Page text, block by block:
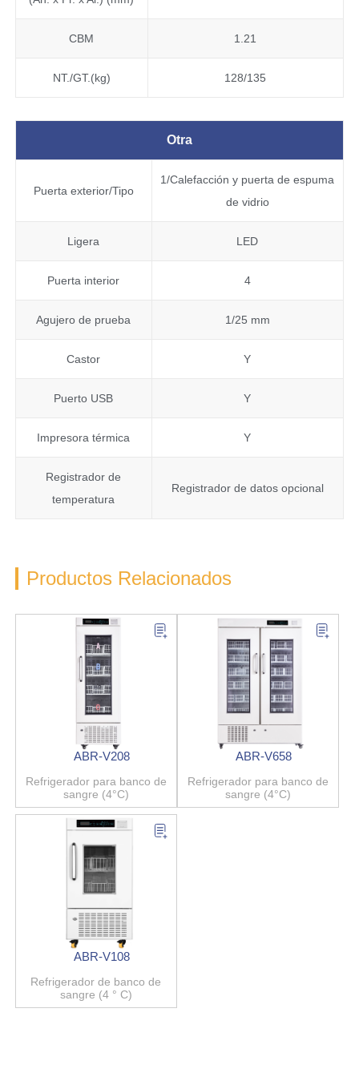
CBM 1.21
NT./GT.(kg) 128/135
Otra
Puerta exterior/Tipo
1/Calefacción y puerta de espuma
de vidrio
Ligera LED
Puerta interior 4
Agujero de prueba 1/25 mm
Castor Y
Puerto USB Y
Impresora térmica Y
Registrador de
temperatura
Registrador de datos opcional
Productos Relacionados
ABR-V208
Refrigerador para banco de
sangre (4°C)
ABR-V658
Refrigerador para banco de
sangre (4°C)
ABR-V108
Refrigerador de banco de
sangre (4 ° C)